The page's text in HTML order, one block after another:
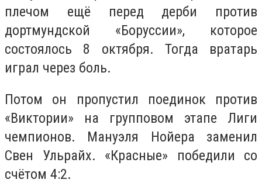
плечом ещё перед дерби против
дортмундской «Боруссии», которое
состоялось 8 октября. Тогда вратарь
играл через боль.
Потом он пропустил поединок против
«Виктории» на групповом этапе Лиги
чемпионов. Мануэля Нойера заменил
Свен Ульрайх. «Красные» победили со
счётом 4:2.